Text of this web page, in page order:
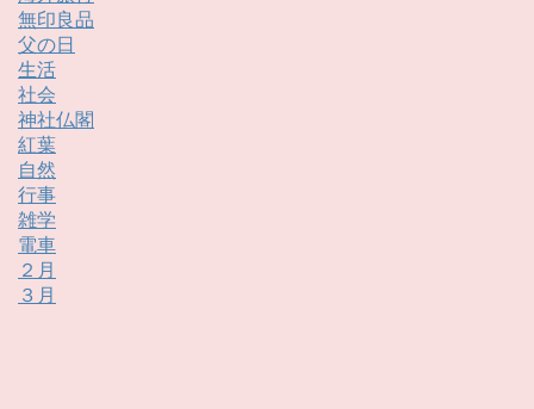
無印良品
父の日
生活
社会
神社仏閣
紅葉
自然
行事
雑学
電車
２月
３月